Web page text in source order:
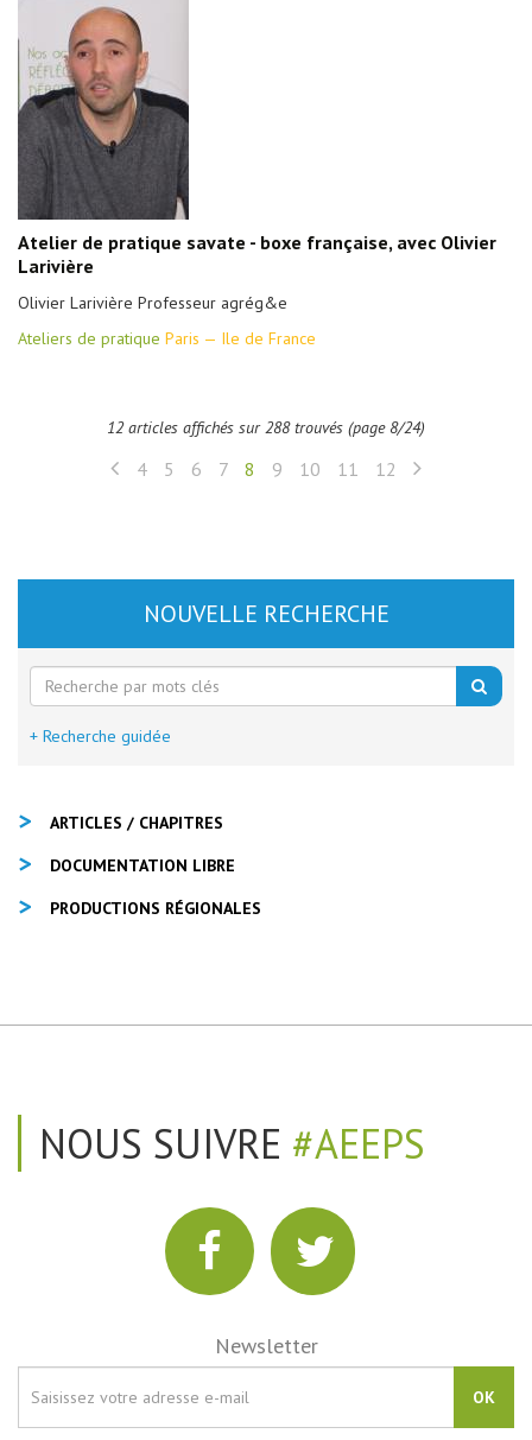
Atelier de pratique savate - boxe française, avec Olivier
Larivière
Olivier Larivière Professeur agrég&e
Ateliers de pratique Paris — Ile de France
12 articles affichés sur 288 trouvés (page 8/24)
4 5 6 7 8 9 10 11 12
NOUVELLE RECHERCHE
+ Recherche guidée
ARTICLES / CHAPITRES
DOCUMENTATION LIBRE
PRODUCTIONS RÉGIONALES
NOUS SUIVRE #AEEPS
Newsletter
OK